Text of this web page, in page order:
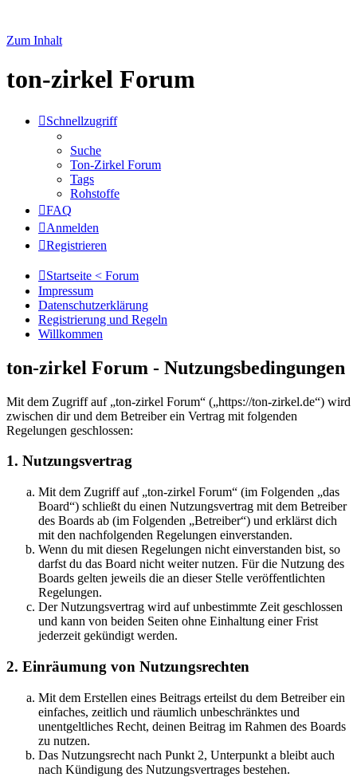
Zum Inhalt
ton-zirkel Forum
Schnellzugriff
Suche
Ton-Zirkel Forum
Tags
Rohstoffe
FAQ
Anmelden
Registrieren
Startseite < Forum
Impressum
Datenschutzerklärung
Registrierung und Regeln
Willkommen
ton-zirkel Forum - Nutzungsbedingungen
Mit dem Zugriff auf „ton-zirkel Forum“ („https://ton-zirkel.de“) wird
zwischen dir und dem Betreiber ein Vertrag mit folgenden
Regelungen geschlossen:
1. Nutzungsvertrag
Mit dem Zugriff auf „ton-zirkel Forum“ (im Folgenden „das
Board“) schließt du einen Nutzungsvertrag mit dem Betreiber
des Boards ab (im Folgenden „Betreiber“) und erklärst dich
mit den nachfolgenden Regelungen einverstanden.
Wenn du mit diesen Regelungen nicht einverstanden bist, so
darfst du das Board nicht weiter nutzen. Für die Nutzung des
Boards gelten jeweils die an dieser Stelle veröffentlichten
Regelungen.
Der Nutzungsvertrag wird auf unbestimmte Zeit geschlossen
und kann von beiden Seiten ohne Einhaltung einer Frist
jederzeit gekündigt werden.
2. Einräumung von Nutzungsrechten
Mit dem Erstellen eines Beitrags erteilst du dem Betreiber ein
einfaches, zeitlich und räumlich unbeschränktes und
unentgeltliches Recht, deinen Beitrag im Rahmen des Boards
zu nutzen.
Das Nutzungsrecht nach Punkt 2, Unterpunkt a bleibt auch
nach Kündigung des Nutzungsvertrages bestehen.